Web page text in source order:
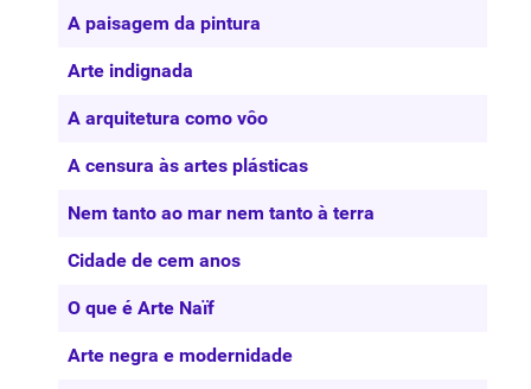
A paisagem da pintura
Arte indignada
A arquitetura como vôo
A censura às artes plásticas
Nem tanto ao mar nem tanto à terra
Cidade de cem anos
O que é Arte Naïf
Arte negra e modernidade